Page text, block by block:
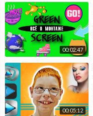
00:02:47
00:05:12